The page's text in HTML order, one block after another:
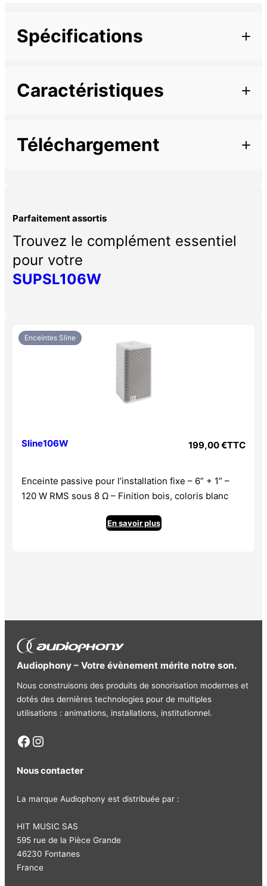
Spécifications
Caractéristiques
Téléchargement
Parfaitement assortis
Trouvez le complément essentiel
pour votre
SUPSL106W
Enceintes Sline
Sline106W 199,00€TTC
Enceinte passive pour l’installation fixe – 6” + 1” –
120 W RMS sous 8 Ω – Finition bois, coloris blanc
En savoir plus
Audiophony – Votre évènement mérite notre son.
Nous construisons des produits de sonorisation modernes et
dotés des dernières technologies pour de multiples
utilisations : animations, installations, institutionnel.
Facebook Instagram
Nous contacter
La marque Audiophony est distribuée par :
HIT MUSIC SAS
595 rue de la Pièce Grande
46230 Fontanes
France